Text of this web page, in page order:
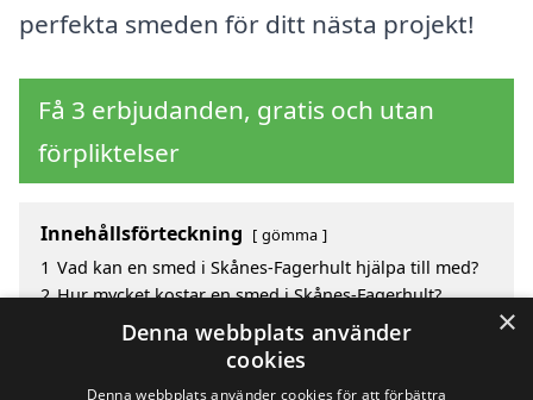
perfekta smeden för ditt nästa projekt!
Få 3 erbjudanden, gratis och utan
förpliktelser
Innehållsförteckning gömma
1 Vad kan en smed i Skånes-Fagerhult hjälpa till med?
2 Hur mycket kostar en smed i Skånes-Fagerhult?
Fördelar med att välja smed i Skånes-Fagerhult
Sök efter en skicklig smed i de omgivande städerna
×
Denna webbplats använder
cookies
Denna webbplats använder cookies för att förbättra